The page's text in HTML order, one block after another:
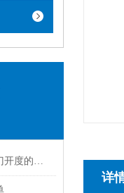
阀门驱动装置能够实现对阀门开度的准确控制
详